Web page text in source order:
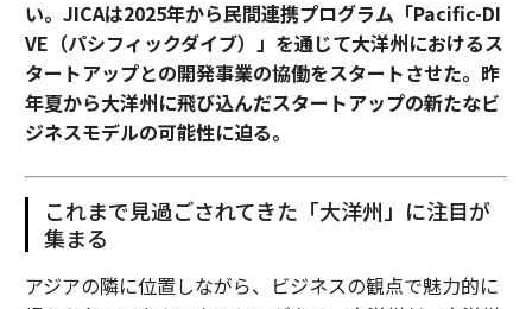
い。JICAは2025年から民間連携プログラム「Pacific-DI
VE（パシフィックダイブ）」を通じて大洋州におけるス
タートアップとの開発事業の協働をスタートさせた。昨
年夏から大洋州に飛び込んだスタートアップの新たなビ
ジネスモデルの可能性に迫る。
これまで見過ごされてきた「大洋州」に注目が
集まる
アジアの隣に位置しながら、ビジネスの観点で魅力的に